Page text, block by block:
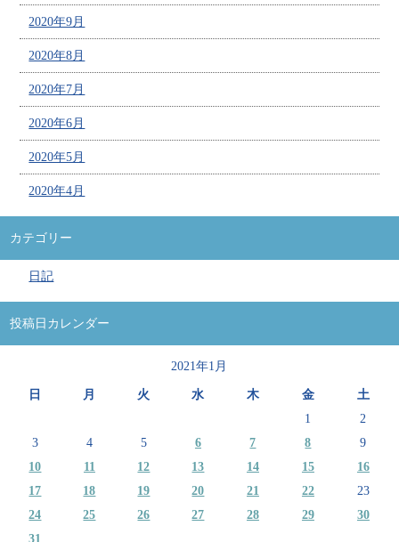
2020年9月
2020年8月
2020年7月
2020年6月
2020年5月
2020年4月
カテゴリー
日記
投稿日カレンダー
2021年1月
日 月 火 水 木 金
土
1
2
3
4 5 6 7 8
9
10
11 12 13 14 15
16
17
18 19 20 21 22
23
24
25 26 27 28 29
30
31